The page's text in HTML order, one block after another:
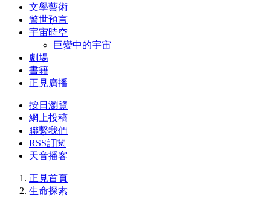
文學藝術
警世預言
宇宙時空
巨變中的宇宙
劇場
書籍
正見廣播
按日瀏覽
網上投稿
聯繫我們
RSS訂閱
天音播客
正見首頁
生命探索